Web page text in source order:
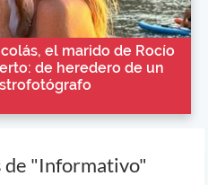
el marido de Rocío
de heredero de un
"Informativo"